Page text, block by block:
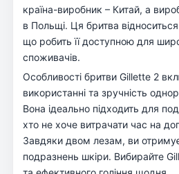
країна-виробник – Китай, а
в Польщі. Ця бритва
що робить її доступною для
споживачів.
Особливості бритви Gillette 2
використанні та зручність
Вона ідеально підходить для
хто не хоче витрачати час на
Завдяки двом лезам, ви
подразнень шкіри. Вибирайте